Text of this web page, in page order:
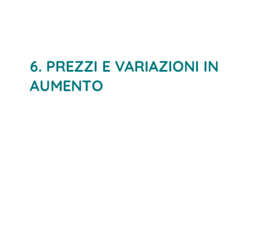
6. PREZZI E VARIAZIONI IN
AUMENTO